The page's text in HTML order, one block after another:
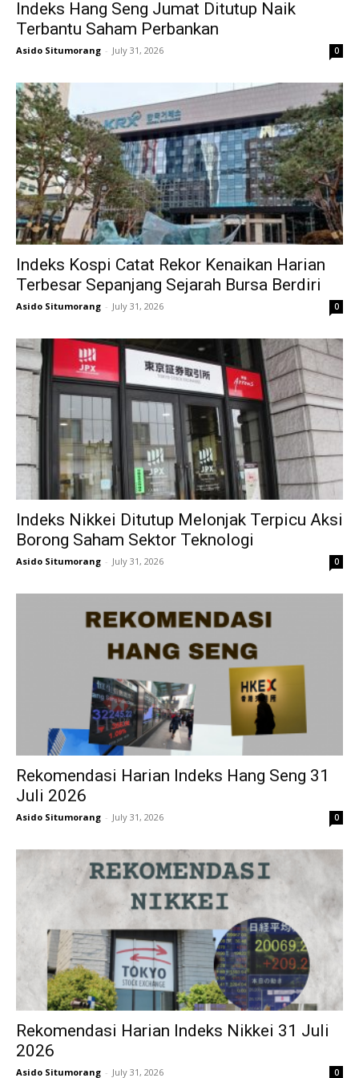
Indeks Hang Seng Jumat Ditutup Naik
Terbantu Saham Perbankan
Asido Situmorang - July 31, 2026 0
Indeks Kospi Catat Rekor Kenaikan Harian
Terbesar Sepanjang Sejarah Bursa Berdiri
Asido Situmorang - July 31, 2026 0
Indeks Nikkei Ditutup Melonjak Terpicu Aksi
Borong Saham Sektor Teknologi
Asido Situmorang - July 31, 2026 0
Rekomendasi Harian Indeks Hang Seng 31
Juli 2026
Asido Situmorang - July 31, 2026 0
Rekomendasi Harian Indeks Nikkei 31 Juli
2026
Asido Situmorang - July 31, 2026 0